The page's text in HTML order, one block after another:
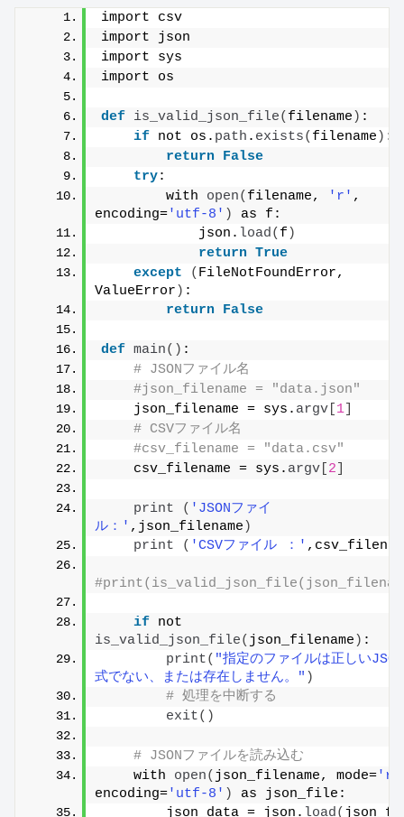
import csv
import json
import sys
import os
def is_valid_json_file( filename ) :
if not os. path . exists( filename ) :
return False
try:
        with
open( filename, 'r' ,
encoding='utf-8' )
as f:
            json.
load( f )
return True
except
( FileNotFoundError,
ValueError ) :
return False
def main() :
# JSONファイル名
#json_filename = "data.json"
    json_filename = sys.
argv 1
# CSVファイル名
#csv_filename = "data.csv"
    csv_filename = sys.
argv 2
print ( 'JSONファイ
ル：' ,json_filename )
print
( 'CSVファイル ：'
if
is_valid_json_file( json_filename ) :
print( "指定のファイルは正しい
式でない、または存在しません。" )
# 処理を中断する
exit()
# JSONファイルを読み込む
    with
open( json_filename, mode='r'
encoding='utf-8' )
as json_file:
        json_data = json.
load(